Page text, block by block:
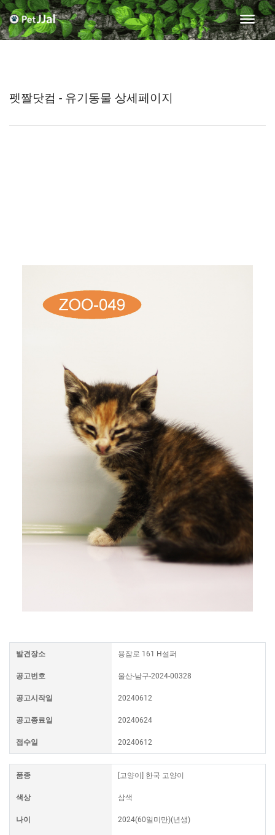
펫짤닷컴 - 유기동물 상세페이지
발견장소 용잠로 161 H설퍼
공고번호 울산-남구-2024-00328
공고시작일 20240612
공고종료일 20240624
접수일 20240612
품종 [고양이] 한국 고양이
색상 삼색
나이 2024(60일미만)(년생)